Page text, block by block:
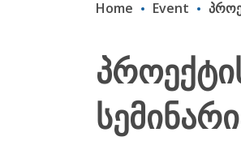
Home Event